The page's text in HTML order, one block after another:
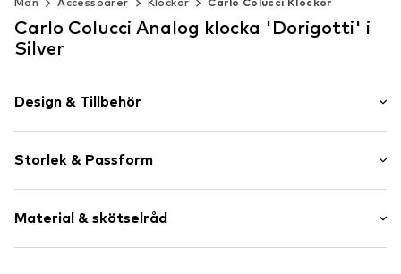
Carlo Colucci Analog klocka 'Dorigotti' i
Silver
Design & Tillbehör
Quarzurverk
Viklås
Artikelnr. CCI0986001000001
Storlek & Passform
Diameter urtavla: 42mm (storlek Enhetsstorlek)
Material & skötselråd